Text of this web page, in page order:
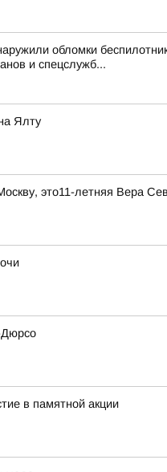
обломки
и спецслужб...
Ялту
это11-летняя Вера
Дюрсо
в памятной акции